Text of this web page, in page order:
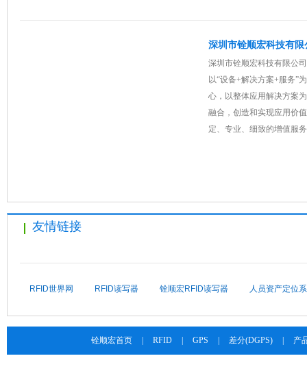
深圳先施
艾利（Avery）
Seeonic
深圳市铨顺宏科技有限
深圳市铨顺宏科技有限公
以“设备+解决方案+服务”
心，以整体应用解决方案
融合，创造和实现应用价
定、专业、细致的增值服
友情链接
RFID世界网 RFID读写器 铨顺宏RFID读写器 人员资产定位
铨顺宏首页 RFID GPS 差分(DGPS) 产